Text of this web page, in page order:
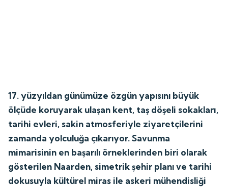
17. yüzyıldan günümüze özgün yapısını büyük
ölçüde koruyarak ulaşan kent, taş döşeli sokakları,
tarihi evleri, sakin atmosferiyle ziyaretçilerini
zamanda yolculuğa çıkarıyor. Savunma
mimarisinin en başarılı örneklerinden biri olarak
gösterilen Naarden, simetrik şehir planı ve tarihi
dokusuyla kültürel miras ile askeri mühendisliği